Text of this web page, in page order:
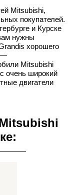
Mitsubishi,
покупателей.
и Курске
нужны
хорошего
—
Mitsubishi
очень широкий
двигатели